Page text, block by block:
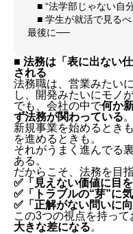
■ “法学部じゃない自
■ 学生が就活で見るべ
最後に──
■ 法務は「表に出ない
される
法務職は、営業みたい
し、開発みたいにモノ
でも、会社の中で何か
ず法務が関わっている。
新規事業を始めるとき
を進めるときも。
それがうまく進んでる
ある。
だからこそ、法務を目
✅「見えない価値に目を
✅「トラブルの“芽”に
✅「正解がない問いに
この3つの視点を持って
大きな差になる。